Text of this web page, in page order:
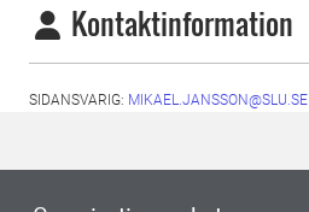
Kontaktinformation
SIDANSVARIG: MIKAEL.JANSSON@SLU.SE